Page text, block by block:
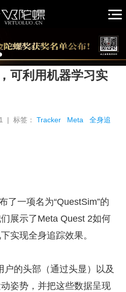
推广
可利用机器学习实
| 标签：Tracker Meta 全身追
了一项名为“QuestSim”的
展示了Meta Quest 2如何
实现全身追踪效果。
户的头部（通过头显）以及
姿势，并把这些数据呈现